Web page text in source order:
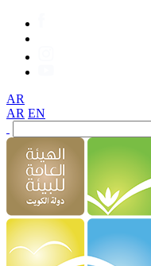
AR
AR EN